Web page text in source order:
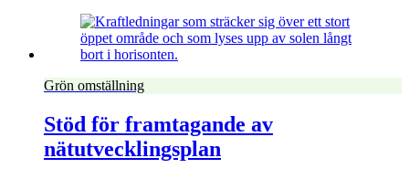
Grön omställning
Stöd för framtagande av
nätutvecklingsplan